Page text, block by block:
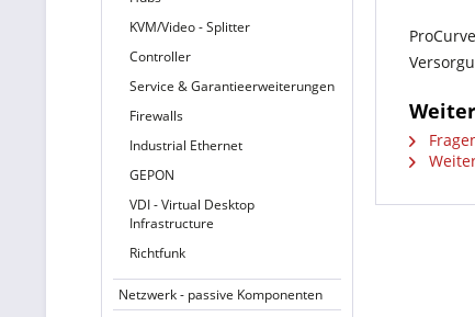
KVM/Video - Splitter
Controller
Service & Garantieerweiterungen
Firewalls
Industrial Ethernet
GEPON
VDI - Virtual Desktop
Infrastructure
Richtfunk
Netzwerk - passive Komponenten